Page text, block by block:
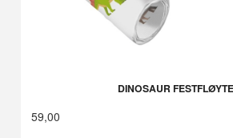
DINOSAUR
59,00